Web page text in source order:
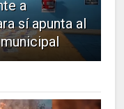
a
sí apunta al